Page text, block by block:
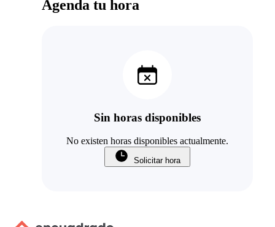
Agenda tu hora
Sin horas disponibles
No existen horas disponibles actualmente.
Solicitar hora